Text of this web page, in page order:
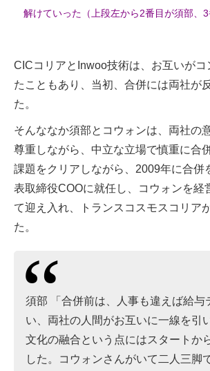
解けていった（上段左から2番目が須部、3
CICコリアとInwoo技術は、お互いがコ
たこともあり、当初、合併には両社が
た。
そんななか須部とコウォンは、両社の
尊重しながら、中立な立場で慎重に合
課題をクリアしながら、2009年に合併
表取締役COOに就任し、コウォンを経
て迎え入れ、トランスコスモスコリア
た。
須部 「合併前は、人事も違えば給与
い、両社の人間がお互いに一線を引
文化の融合という点にはスタートか
した。コウォンさんがいて二人三脚